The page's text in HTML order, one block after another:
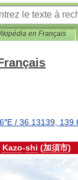
en Français
″E / 36 13139 139
Kazo-shi (加須市)